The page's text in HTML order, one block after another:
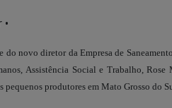
do novo diretor da Empresa de
Assistência Social e Trabalho,
pequenos produtores em Mato Grosso do